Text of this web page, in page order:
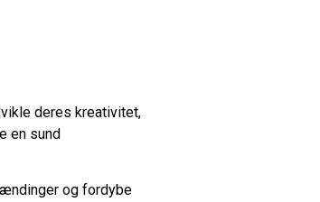
deres kreativitet,
en sund
og fordybe